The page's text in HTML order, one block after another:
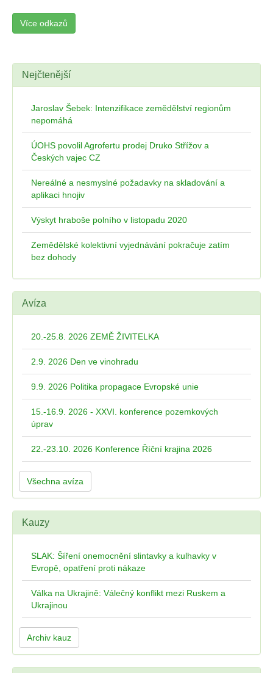
Více odkazů
Nejčtenější
Jaroslav Šebek: Intenzifikace zemědělství regionům
nepomáhá
ÚOHS povolil Agrofertu prodej Druko Střížov a
Českých vajec CZ
Nereálné a nesmyslné požadavky na skladování a
aplikaci hnojiv
Výskyt hraboše polního v listopadu 2020
Zemědělské kolektivní vyjednávání pokračuje zatím
bez dohody
Avíza
20.-25.8. 2026 ZEMĚ ŽIVITELKA
2.9. 2026 Den ve vinohradu
9.9. 2026 Politika propagace Evropské unie
15.-16.9. 2026 - XXVI. konference pozemkových
úprav
22.-23.10. 2026 Konference Říční krajina 2026
Všechna avíza
Kauzy
SLAK: Šíření onemocnění slintavky a kulhavky v
Evropě, opatření proti nákaze
Válka na Ukrajině: Válečný konflikt mezi Ruskem a
Ukrajinou
Archiv kauz